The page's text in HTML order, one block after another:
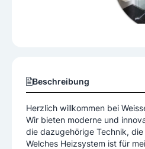
Beschreibung
Herzlich willkommen bei
Wir bieten moderne und
die dazugehörige Technik,
Welches Heizsystem ist für